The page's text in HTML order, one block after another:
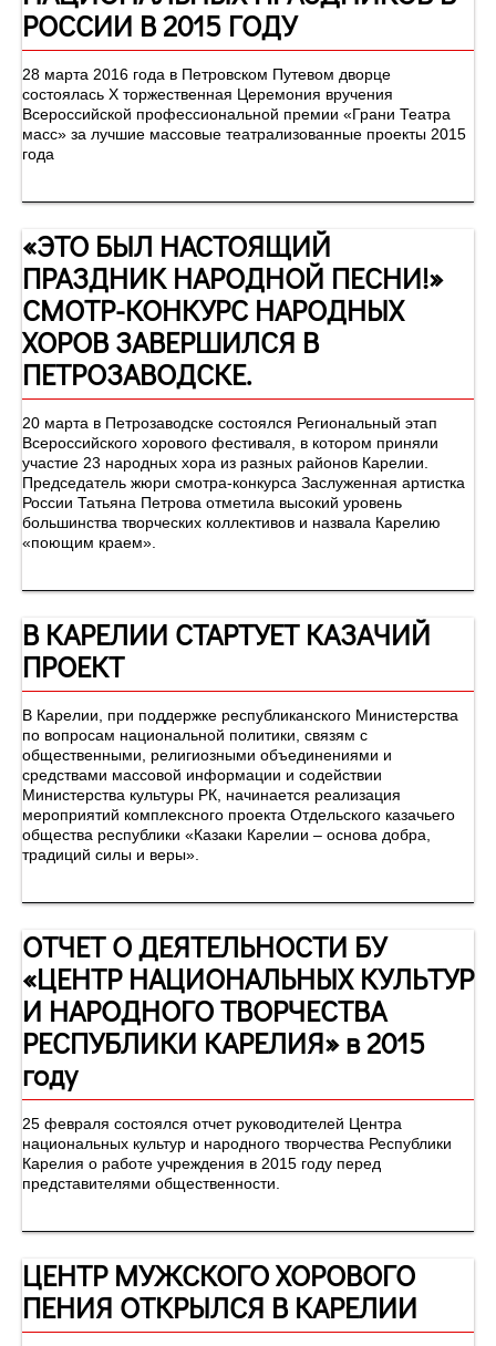
РОССИИ В 2015 ГОДУ
28 марта 2016 года в Петровском Путевом дворце
состоялась Х торжественная Церемония вручения
Всероссийской профессиональной премии «Грани Театра
масс» за лучшие массовые театрализованные проекты 2015
года
«ЭТО БЫЛ НАСТОЯЩИЙ
ПРАЗДНИК НАРОДНОЙ ПЕСНИ!»
СМОТР-КОНКУРС НАРОДНЫХ
ХОРОВ ЗАВЕРШИЛСЯ В
ПЕТРОЗАВОДСКЕ.
20 марта в Петрозаводске состоялся Региональный этап
Всероссийского хорового фестиваля, в котором приняли
участие 23 народных хора из разных районов Карелии.
Председатель жюри смотра-конкурса Заслуженная артистка
России Татьяна Петрова отметила высокий уровень
большинства творческих коллективов и назвала Карелию
«поющим краем».
В КАРЕЛИИ СТАРТУЕТ КАЗАЧИЙ
ПРОЕКТ
В Карелии, при поддержке республиканского Министерства
по вопросам национальной политики, связям с
общественными, религиозными объединениями и
средствами массовой информации и содействии
Министерства культуры РК, начинается реализация
мероприятий комплексного проекта Отдельского казачьего
общества республики «Казаки Карелии – основа добра,
традиций силы и веры».
ОТЧЕТ О ДЕЯТЕЛЬНОСТИ БУ
«ЦЕНТР НАЦИОНАЛЬНЫХ КУЛЬТУР
И НАРОДНОГО ТВОРЧЕСТВА
РЕСПУБЛИКИ КАРЕЛИЯ» в 2015
году
25 февраля состоялся отчет руководителей Центра
национальных культур и народного творчества Республики
Карелия о работе учреждения в 2015 году перед
представителями общественности.
ЦЕНТР МУЖСКОГО ХОРОВОГО
ПЕНИЯ ОТКРЫЛСЯ В КАРЕЛИИ